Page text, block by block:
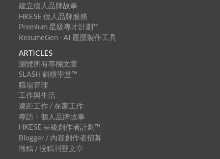
建立個人品牌故事
HKESE 個人品牌服務
Premium 星級專才計劃™
ResumeGen - AI 履歷製作工具
ARTICLES
瀏覽所有專欄文章
SLASH 斜槓學堂™
職場管理
工作與生活
遠距工作 / 在家工作
專訪・個人品牌故事
HKESE 星級創作者計劃™
Blogger / 內容創作者招募
徵稿 / 投稿刊登文章